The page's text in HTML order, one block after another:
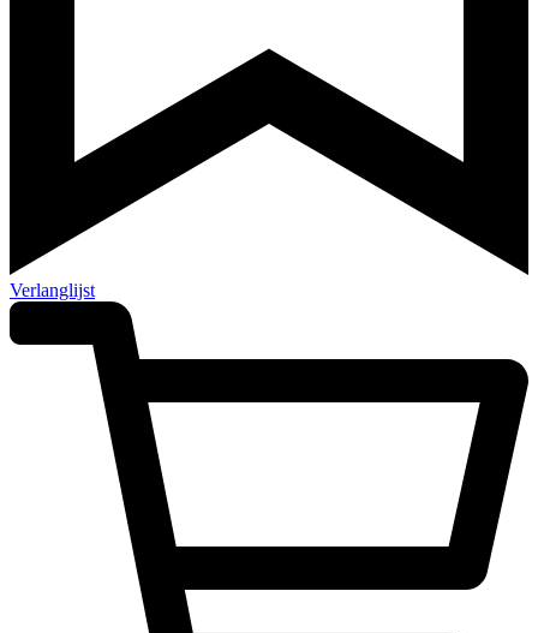
Verlanglijst